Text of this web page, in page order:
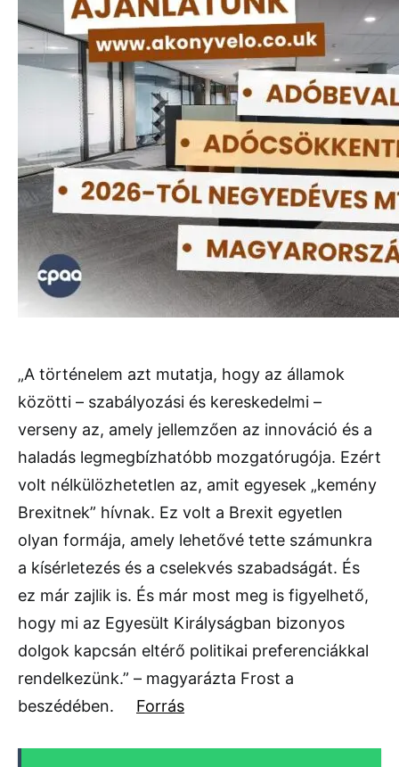
„A történelem azt mutatja, hogy az államok
közötti – szabályozási és kereskedelmi –
verseny az, amely jellemzően az innováció és a
haladás legmegbízhatóbb mozgatórugója. Ezért
volt nélkülözhetetlen az, amit egyesek „kemény
Brexitnek” hívnak. Ez volt a Brexit egyetlen
olyan formája, amely lehetővé tette számunkra
a kísérletezés és a cselekvés szabadságát. És
ez már zajlik is. És már most meg is figyelhető,
hogy mi az Egyesült Királyságban bizonyos
dolgok kapcsán eltérő politikai preferenciákkal
rendelkezünk.” – magyarázta Frost a
beszédében. Forrás